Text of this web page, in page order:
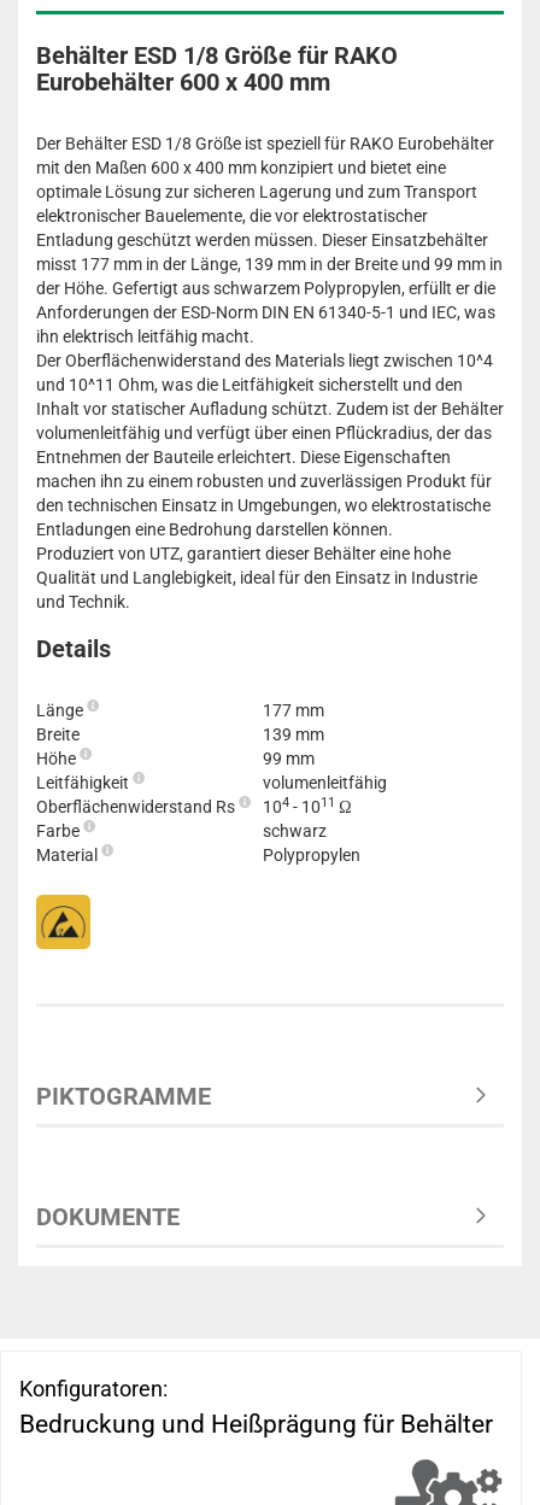
Behälter ESD 1/8 Größe für RAKO
Eurobehälter 600 x 400 mm
Der Behälter ESD 1/8 Größe ist speziell für RAKO Eurobehälter
mit den Maßen 600 x 400 mm konzipiert und bietet eine
optimale Lösung zur sicheren Lagerung und zum Transport
elektronischer Bauelemente, die vor elektrostatischer
Entladung geschützt werden müssen. Dieser Einsatzbehälter
misst 177 mm in der Länge, 139 mm in der Breite und 99 mm in
der Höhe. Gefertigt aus schwarzem Polypropylen, erfüllt er die
Anforderungen der ESD-Norm DIN EN 61340-5-1 und IEC, was
ihn elektrisch leitfähig macht.
Der Oberflächenwiderstand des Materials liegt zwischen 10^4
und 10^11 Ohm, was die Leitfähigkeit sicherstellt und den
Inhalt vor statischer Aufladung schützt. Zudem ist der Behälter
volumenleitfähig und verfügt über einen Pflückradius, der das
Entnehmen der Bauteile erleichtert. Diese Eigenschaften
machen ihn zu einem robusten und zuverlässigen Produkt für
den technischen Einsatz in Umgebungen, wo elektrostatische
Entladungen eine Bedrohung darstellen können.
Produziert von UTZ, garantiert dieser Behälter eine hohe
Qualität und Langlebigkeit, ideal für den Einsatz in Industrie
und Technik.
Details
Länge
177 mm
Breite
139 mm
Höhe
99 mm
Leitfähigkeit
volumenleitfähig
Oberflächenwiderstand Rs
104 - 1011 Ω
Farbe
schwarz
Material
Polypropylen
PIKTOGRAMME
DOKUMENTE
Konfiguratoren:
Bedruckung und Heißprägung für Behälter